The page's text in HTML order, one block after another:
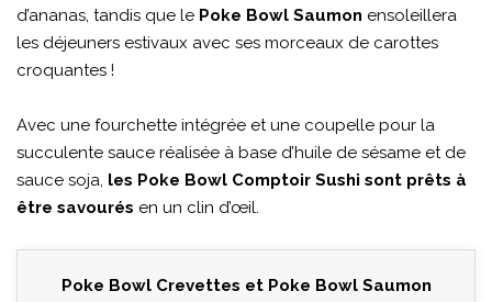
d’ananas, tandis que le Poke Bowl Saumon ensoleillera
les déjeuners estivaux avec ses morceaux de carottes
croquantes !
Avec une fourchette intégrée et une coupelle pour la
succulente sauce réalisée à base d’huile de sésame et de
sauce soja, les Poke Bowl Comptoir Sushi sont prêts à
être savourés en un clin d’œil.
Poke Bowl Crevettes et Poke Bowl Saumon